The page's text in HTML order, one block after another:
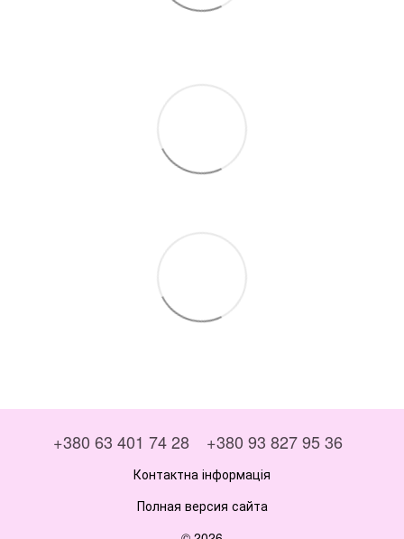
+380 63 401 74 28 +380 93 827 95 36
Контактна інформація
Полная версия сайта